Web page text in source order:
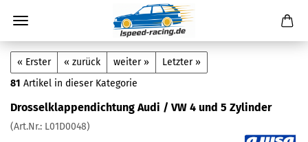
« Erster « zurück weiter »
Letzter »
81 Artikel in dieser Kategorie
Drosselklappendichtung Audi / VW 4 und 5 Zylinder
(Art.Nr.: L01D0048)